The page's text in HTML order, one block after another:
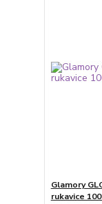
Glamory
rukavice